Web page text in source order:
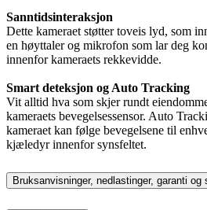
Sanntidsinteraksjon
Dette kameraet støtter toveis lyd, som
en høyttaler og mikrofon som lar deg
innenfor kameraets rekkevidde.
Smart deteksjon og Auto Tracking
Vit alltid hva som skjer rundt
kameraets bevegelsessensor. Auto
kameraet kan følge bevegelsene til
kjæledyr innenfor synsfeltet.
Bruksanvisninger, nedlastinger, garanti og